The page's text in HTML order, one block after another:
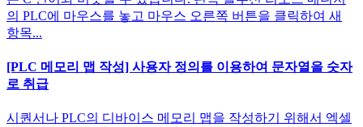
의 PLC에 마우스를 놓고 마우스 오른쪽 버튼을 클릭하여 새
항목...
[PLC 메모리 맵 작성] 사용자 정의를 이용하여 문자열을 숫자
로 취급
시퀀서나 PLC의 디바이스 메모리 맵을 작성하기 위해서 엑셀